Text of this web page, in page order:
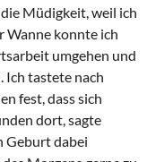
Müdigkeit, weil ich
Wanne konnte ich
umgehen und
Ich tastete nach
fest, dass sich
dort, sagte
Geburt dabei